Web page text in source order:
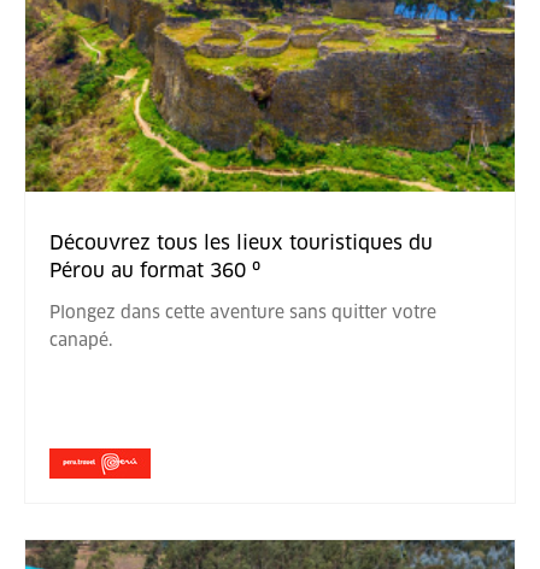
Découvrez tous les lieux touristiques du
Pérou au format 360 º
Plongez dans cette aventure sans quitter votre
canapé.